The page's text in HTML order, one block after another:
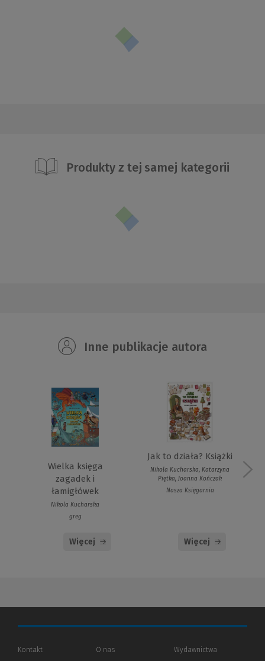
Produkty z tej samej kategorii
Inne publikacje autora
Wielka księga
zagadek i
łamigłówek
Nikola Kucharska
greg
Więcej
Jak to działa? Książki
Nikola Kucharska, Katarzyna
Piętka, Joanna Kończak
Nasza Księgarnia
Więcej
Kontakt
O nas
Wydawnictwa